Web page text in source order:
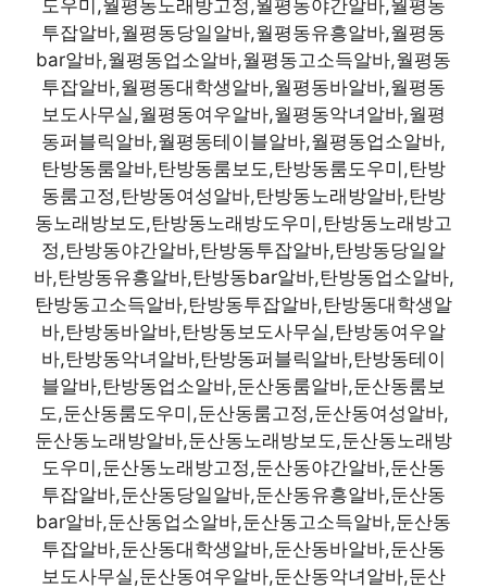
도우미,월평동노래방고정,월평동야간알바,월평동
투잡알바,월평동당일알바,월평동유흥알바,월평동
bar알바,월평동업소알바,월평동고소득알바,월평동
투잡알바,월평동대학생알바,월평동바알바,월평동
보도사무실,월평동여우알바,월평동악녀알바,월평
동퍼블릭알바,월평동테이블알바,월평동업소알바,
탄방동룸알바,탄방동룸보도,탄방동룸도우미,탄방
동룸고정,탄방동여성알바,탄방동노래방알바,탄방
동노래방보도,탄방동노래방도우미,탄방동노래방고
정,탄방동야간알바,탄방동투잡알바,탄방동당일알
바,탄방동유흥알바,탄방동bar알바,탄방동업소알바,
탄방동고소득알바,탄방동투잡알바,탄방동대학생알
바,탄방동바알바,탄방동보도사무실,탄방동여우알
바,탄방동악녀알바,탄방동퍼블릭알바,탄방동테이
블알바,탄방동업소알바,둔산동룸알바,둔산동룸보
도,둔산동룸도우미,둔산동룸고정,둔산동여성알바,
둔산동노래방알바,둔산동노래방보도,둔산동노래방
도우미,둔산동노래방고정,둔산동야간알바,둔산동
투잡알바,둔산동당일알바,둔산동유흥알바,둔산동
bar알바,둔산동업소알바,둔산동고소득알바,둔산동
투잡알바,둔산동대학생알바,둔산동바알바,둔산동
보도사무실,둔산동여우알바,둔산동악녀알바,둔산